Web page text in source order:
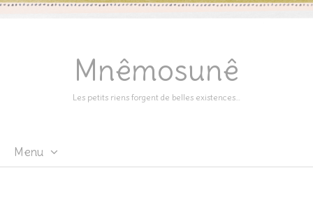
Mnêmosunê
Les petits riens forgent de belles existences…
Menu